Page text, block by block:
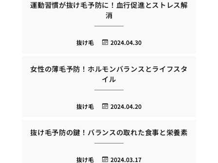
運動習慣が抜け毛予防に！血行促進とストレス解
消
2024.04.30
抜け毛
女性の薄毛予防！ホルモンバランスとライフスタ
イル
2024.04.20
抜け毛
抜け毛予防の鍵！バランスの取れた食事と栄養素
2024.03.17
抜け毛